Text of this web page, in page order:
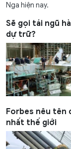
Nga hiện nay.
Sẽ gọi tái ngũ
dự trữ?
Forbes nêu tên
nhất thế giới